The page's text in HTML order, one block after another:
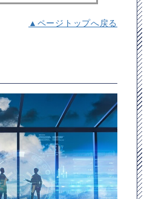
▲ページトップへ戻る